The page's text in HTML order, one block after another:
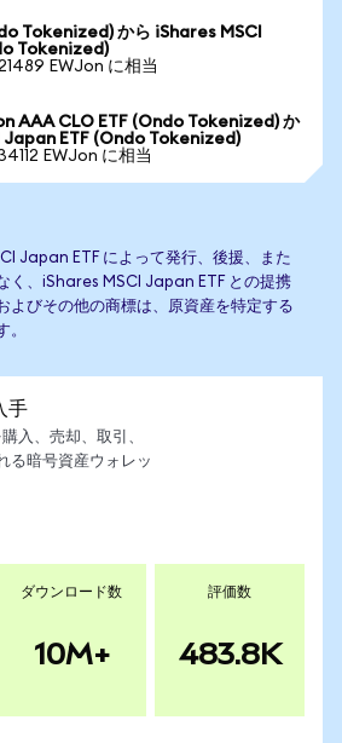
Tokenized) から iShares MSCI
Tokenized)
EWJon に相当
AAA CLO ETF (Ondo Tokenized) か
Japan ETF (Ondo Tokenized)
EWJon に相当
Japan ETF によって発行、後援、また
く、iShares MSCI Japan ETF との提携
よびその他の商標は、原資産を特定する
。
手
入、売却、取引、
る暗号資産ウォレッ
ダウンロード数
10M+
評価数
483.8K